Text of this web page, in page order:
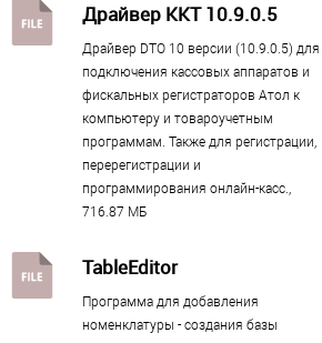
Смартфон
есть возможность подключения
Принтер этикеток
Количество внешних портов
USB
Драйвер ККТ 10.9.0.5
Драйвер DTO 10 версии (10.9.0.5) для
подключения кассовых аппаратов и
фискальных регистраторов Атол к
компьютеру и товароучетным
программам. Также для регистрации,
перерегистрации и
программирования онлайн-касс.,
716.87 МБ
TableEditor
Программа для добавления
номенклатуры - создания базы